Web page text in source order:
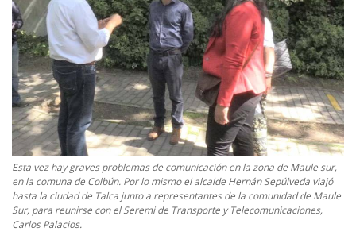
Política
Espectáculos
Esta vez hay graves problemas de comunicación en la zona de Maule sur,
en la comuna de Colbún. Por lo mismo el alcalde Hernán Sepúlveda viajó
hasta la ciudad de Talca junto a representantes de la comunidad de Maule
Sur, para reunirse con el Seremi de Transporte y Telecomunicaciones,
Carlos Palacios.